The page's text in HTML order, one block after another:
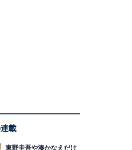
載
東野圭吾や湊かなえだけ